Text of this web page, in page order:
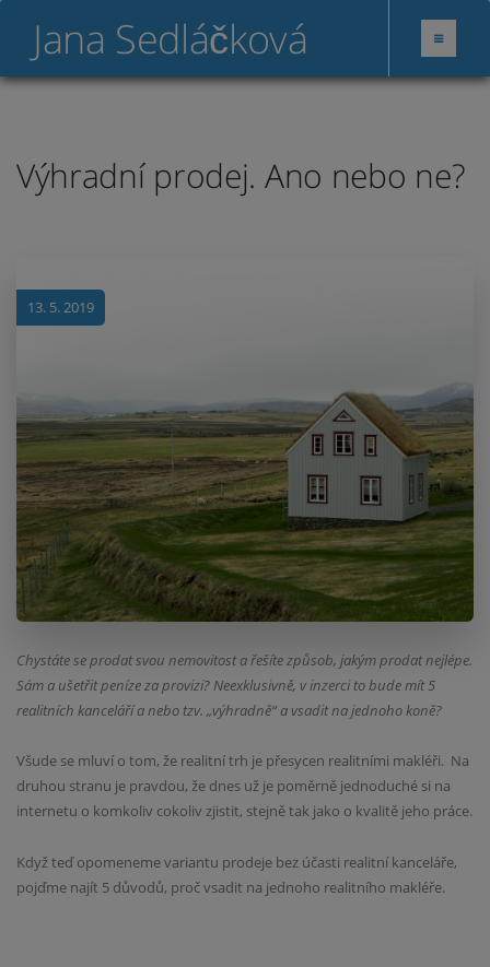
Jana Sedláčková
Výhradní prodej. Ano nebo ne?
13. 5. 2019
Chystáte se prodat svou nemovitost a řešíte způsob, jakým prodat nejlépe.
Sám a ušetřit peníze za provizi? Neexklusivně, v inzerci to bude mít 5
realitních kanceláří a nebo tzv. „výhradně“ a vsadit na jednoho koně?
Všude se mluví o tom, že realitní trh je přesycen realitními makléři. Na
druhou stranu je pravdou, že dnes už je poměrně jednoduché si na
internetu o komkoliv cokoliv zjistit, stejně tak jako o kvalitě jeho práce.
Když teď opomeneme variantu prodeje bez účasti realitní kanceláře,
pojďme najít 5 důvodů, proč vsadit na jednoho realitního makléře.